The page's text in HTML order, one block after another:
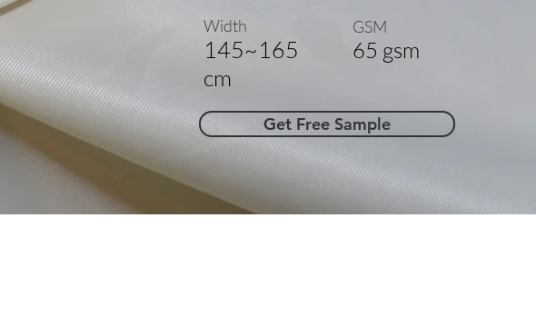
Width
145~165
cm
GSM
65 gsm
Get Free Sample